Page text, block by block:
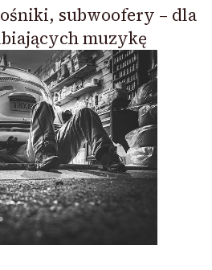
subwoofery – dla
muzykę